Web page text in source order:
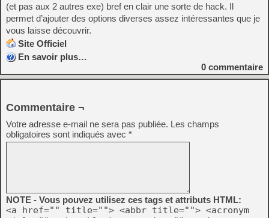
(et pas aux 2 autres exe) bref en clair une sorte de hack. Il
permet d’ajouter des options diverses assez intéressantes que je
vous laisse découvrir.
Site Officiel
En savoir plus…
0 commentaire
Commentaire ¬
Votre adresse e-mail ne sera pas publiée. Les champs
obligatoires sont indiqués avec *
NOTE - Vous pouvez utilisez ces tags et attributs HTML:
<a href="" title=""> <abbr title=""> <acronym